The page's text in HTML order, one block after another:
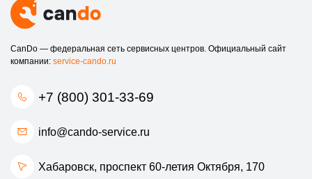
CanDo — федеральная сеть сервисных центров. Официальный сайт
компании: service-cando.ru
+7 (800) 301-33-69
info@cando-service.ru
Хабаровск, проспект 60-летия Октября, 170